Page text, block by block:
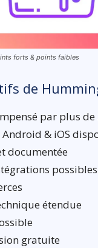
forts & points faibles
de
par plus
& iOS
documentée
étendue
gratuite